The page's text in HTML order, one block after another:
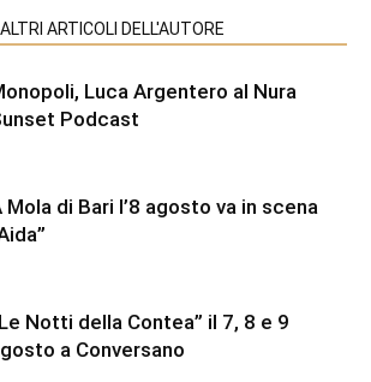
ALTRI ARTICOLI DELL'AUTORE
Luca Argentero al Nura
Podcast
Mola di Bari l’8 agosto va in scena
Notti della Contea” il 7, 8 e 9
a Conversano